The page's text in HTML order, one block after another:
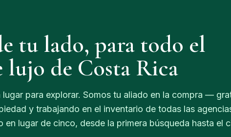
tu lado, para todo el
lujo de Costa Rica
lugar para explorar. Somos tu aliado en la compra —
y trabajando en el inventario de todas las
lugar de cinco, desde la primera búsqueda hasta el